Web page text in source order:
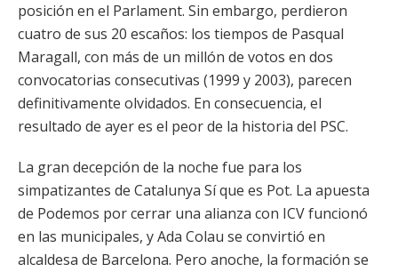
posición en el Parlament. Sin embargo, perdieron
cuatro de sus 20 escaños: los tiempos de Pasqual
Maragall, con más de un millón de votos en dos
convocatorias consecutivas (1999 y 2003), parecen
definitivamente olvidados. En consecuencia, el
resultado de ayer es el peor de la historia del PSC.
La gran decepción de la noche fue para los
simpatizantes de Catalunya Sí que es Pot. La apuesta
de Podemos por cerrar una alianza con ICV funcionó
en las municipales, y Ada Colau se convirtió en
alcaldesa de Barcelona. Pero anoche, la formación se